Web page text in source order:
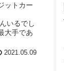
ットカー
いるでし
大手であ
2021.05.09